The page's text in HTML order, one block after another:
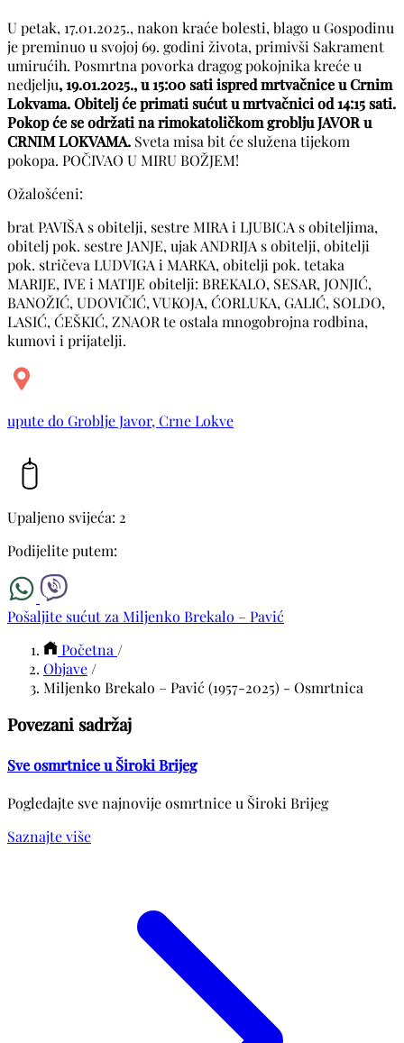
U petak, 17.01.2025., nakon kraće bolesti, blago u Gospodinu
je preminuo u svojoj 69. godini života, primivši Sakrament
umirućih. Posmrtna povorka dragog pokojnika kreće u
nedjelju, 19.01.2025., u 15:00 sati ispred mrtvačnice u Crnim
Lokvama. Obitelj će primati sućut u mrtvačnici od 14:15 sati.
Pokop će se održati na rimokatoličkom groblju JAVOR u
CRNIM LOKVAMA. Sveta misa bit će služena tijekom
pokopa. POČIVAO U MIRU BOŽJEM!
Ožalošćeni:
brat PAVIŠA s obitelji, sestre MIRA i LJUBICA s obiteljima,
obitelj pok. sestre JANJE, ujak ANDRIJA s obitelji, obitelji
pok. stričeva LUDVIGA i MARKA, obitelji pok. tetaka
MARIJE, IVE i MATIJE obitelji: BREKALO, SESAR, JONJIĆ,
BANOŽIĆ, UDOVIČIĆ, VUKOJA, ĆORLUKA, GALIĆ, SOLDO,
LASIĆ, ĆEŠKIĆ, ZNAOR te ostala mnogobrojna rodbina,
kumovi i prijatelji.
upute do Groblje Javor, Crne Lokve
Upaljeno svijeća: 2
Podijelite putem:
Pošaljite sućut za Miljenko Brekalo – Pavić
Početna /
Objave /
Miljenko Brekalo – Pavić (1957-2025) - Osmrtnica
Povezani sadržaj
Sve osmrtnice u Široki Brijeg
Pogledajte sve najnovije osmrtnice u Široki Brijeg
Saznajte više